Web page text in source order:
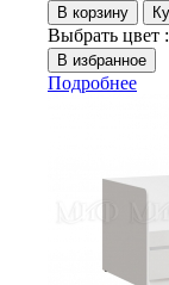
Выбрать цвет :
Подробнее